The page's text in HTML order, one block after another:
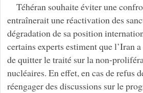
Téhéran souhaite éviter une
entraînerait une réactivation des
dégradation de sa position
certains experts estiment que l’Iran
de quitter le traité sur la non-
nucléaires. En effet, en cas de refus
réengager des discussions sur le